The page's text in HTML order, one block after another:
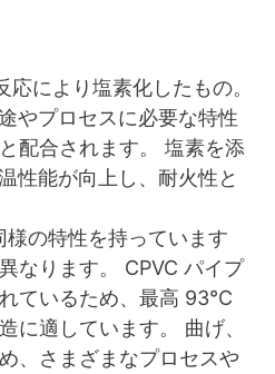
により塩素化したもの。
やプロセスに必要な特性
配合されます。 塩素を添
性能が向上し、耐火性と
様の特性を持っています
なります。 CPVC パイプ
ているため、最高 93°C
に適しています。 曲げ、
、さまざまなプロセスや